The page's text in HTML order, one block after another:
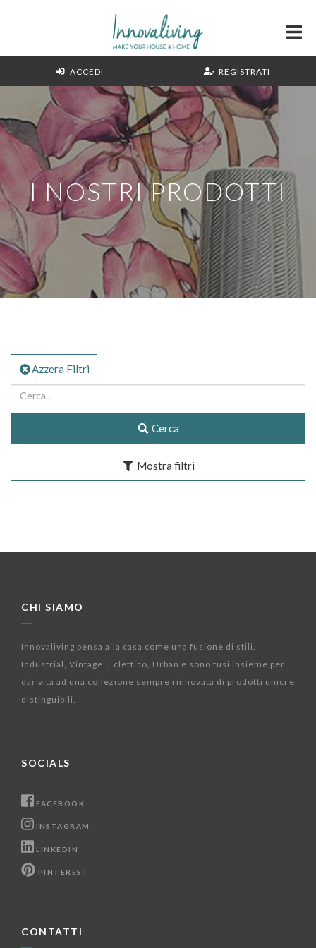
ACCEDI REGISTRATI
I NOSTRI PRODOTTI
Azzera Filtri
Cerca
Mostra filtri
CHI SIAMO
Innovaliving pensa alla casa come una fusione di stili.
Industrial, Vintage, Eclettico, Urban e sono fusi insieme per
dar vita ad una collezione sempre rinnovata di prodotti unici e
distinguibili.
SOCIALS
FACEBOOK
INSTAGRAM
LINKEDIN
PINTEREST
CONTATTI